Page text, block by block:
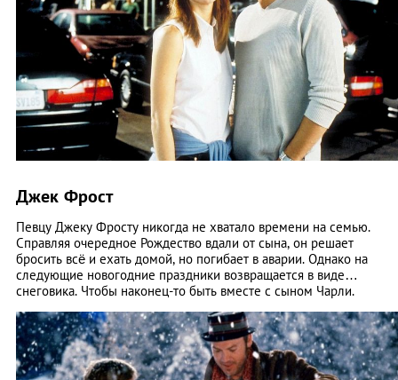
Джек Фрост
Певцу Джеку Фросту никогда не хватало времени на семью.
Справляя очередное Рождество вдали от сына, он решает
бросить всё и ехать домой, но погибает в аварии. Однако на
следующие новогодние праздники возвращается в виде…
снеговика. Чтобы наконец-то быть вместе с сыном Чарли.